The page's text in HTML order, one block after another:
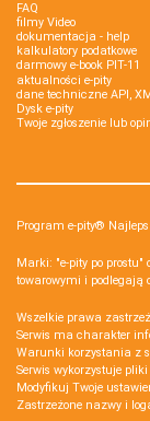
FAQ
filmy Video
dokumentacja - help
kalkulatory podatkowe
darmowy e-book PIT-11
aktualności e-pity
dane techniczne API,
Dysk e-pity
Twoje zgłoszenie lub
Program e-pity®
Marki: "e-pity po
towarowymi i podlegają
Wszelkie prawa
Serwis ma charakter
Warunki korzystania z
Serwis wykorzystuje pliki
Modyfikuj Twoje
Zastrzeżone nazwy i